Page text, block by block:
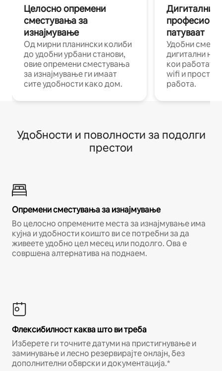
Целосно опремени
сместувања за
изнајмување
Од мирни планински колиби
до удобни урбани станови,
овие опремени сместувања
за изнајмување ги имаат
сите удобности како дом.
Дигитални
патуваат
Удобни
дигитални
кои работат
wifi и
работа.
Удобности и поволности за подолги
престои
Опремени сместувања за изнајмување
Во целосно опремените места за изнајмување има
кујна и удобности коишто ви се потребни за да
живеете удобно цел месец или подолго. Ова е
совршена алтернатива на поднаем.
Флексибилност каква што ви треба
Изберете ги точните датуми на пристигнување и
заминување и лесно резервирајте онлајн, без
дополнителни обврски и документација.*